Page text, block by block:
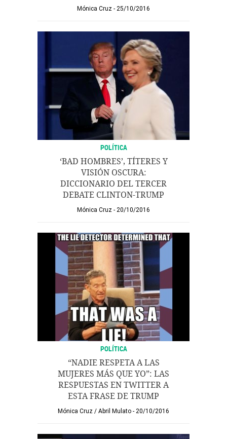
Mónica Cruz 25/10/2016
POLÍTICA
‘BAD HOMBRES’, TÍTERES Y
VISIÓN OSCURA:
DICCIONARIO DEL TERCER
DEBATE CLINTON-TRUMP
Mónica Cruz 20/10/2016
POLÍTICA
“NADIE RESPETA A LAS
MUJERES MÁS QUE YO”: LAS
RESPUESTAS EN TWITTER A
ESTA FRASE DE TRUMP
Mónica Cruz / Abril Mulato 20/10/2016